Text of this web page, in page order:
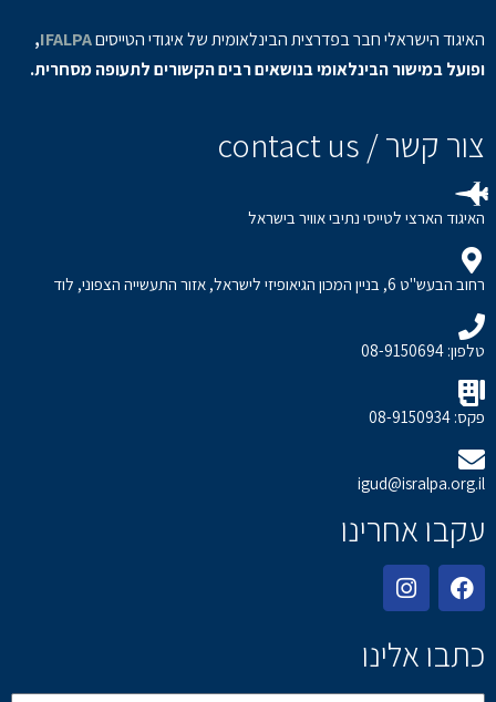
האיגוד הישראלי חבר בפדרצית הבינלאומית של איגודי הטייסיםIFALPA
,
ופועל במישור הבינלאומי בנושאים רבים הקשורים לתעופה מסחרית.
צור קשר / contact us
האיגוד הארצי לטייסי נתיבי אוויר בישראל
רחוב הבעש"ט 6, בניין המכון הגיאופיזי לישראל, אזור התעשייה הצפוני, לוד
טלפון: 08-9150694
פקס: 08-9150934
igud@isralpa.org.il
עקבו אחרינו
כתבו אלינו